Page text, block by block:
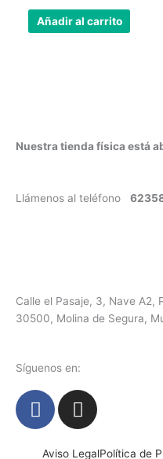
Añadir al carrito
Nuestra tienda física está
Llámenos al teléfono
Calle el Pasaje, 3, Nave A2,
30500, Molina de Segura,
Síguenos en:
F
a
I
n
Aviso LegalPolítica de